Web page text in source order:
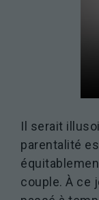
Il serait
parentalité
couple. À ce